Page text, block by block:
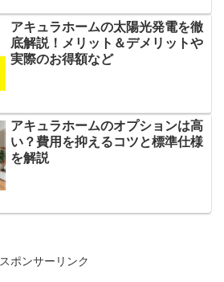
アキュラホームの太陽光発電を徹
底解説！メリット＆デメリットや
実際のお得額など
アキュラホームのオプションは高
い？費用を抑えるコツと標準仕様
を解説
スポンサーリンク